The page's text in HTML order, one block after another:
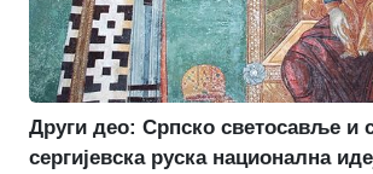
Други део: Српско светосавље и
сергијевска руска национална